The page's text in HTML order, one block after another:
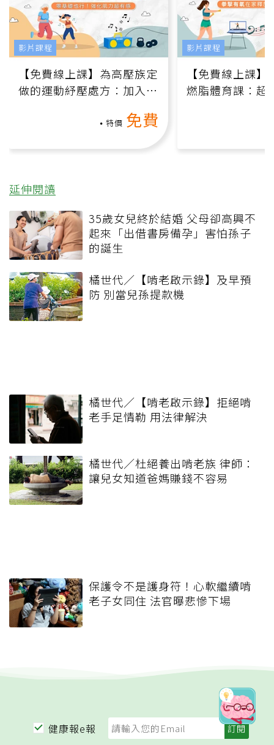
【免費線上課】為高壓族定
做的運動紓壓處方：加入行
特價 免費
影片課程
【免費線上課
燃脂體育課：超
影片課程
延伸閱讀
35歲女兒終於結婚 父母卻高興不
起來「出借書房備孕」害怕孫子
的誕生
橘世代／【啃老啟示錄】及早預
防 別當兒孫提款機
橘世代／【啃老啟示錄】拒絕啃
老手足情勒 用法律解決
橘世代／杜絕養出啃老族 律師：
讓兒女知道爸媽賺錢不容易
保護令不是護身符！心軟繼續啃
老子女同住 法官曝悲慘下場
健康報e報